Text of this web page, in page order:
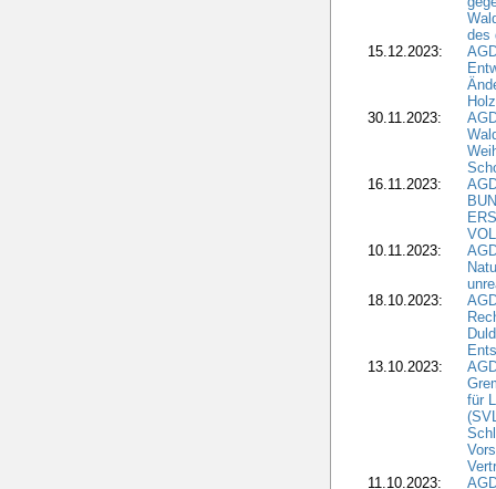
des
15.12.2023:
30.11.2023:
16.11.2023:
10.11.2023:
18.10.2023:
13.10.2023:
für
11.10.2023: